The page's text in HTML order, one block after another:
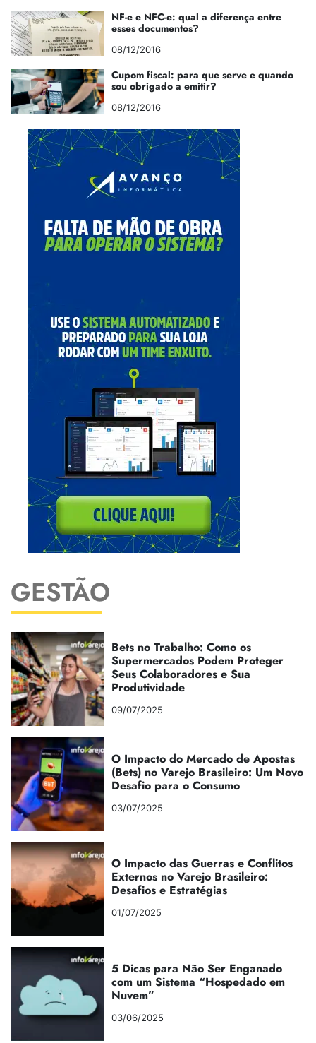
NF-e e NFC-e: qual a diferença entre
esses documentos?
08/12/2016
Cupom fiscal: para que serve e quando
sou obrigado a emitir?
08/12/2016
GESTÃO
Bets no Trabalho: Como os
Supermercados Podem Proteger
Seus Colaboradores e Sua
Produtividade
09/07/2025
O Impacto do Mercado de Apostas
(Bets) no Varejo Brasileiro: Um Novo
Desafio para o Consumo
03/07/2025
O Impacto das Guerras e Conflitos
Externos no Varejo Brasileiro:
Desafios e Estratégias
01/07/2025
5 Dicas para Não Ser Enganado
com um Sistema “Hospedado em
Nuvem”
03/06/2025